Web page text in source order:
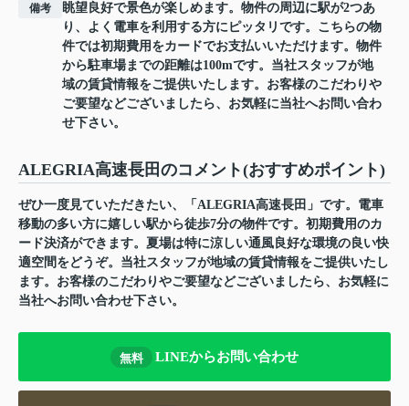
備考
眺望良好で景色が楽しめます。物件の周辺に駅が2つあ
り、よく電車を利用する方にピッタリです。こちらの物
件では初期費用をカードでお支払いいただけます。物件
から駐車場までの距離は100mです。当社スタッフが地
域の賃貸情報をご提供いたします。お客様のこだわりや
ご要望などございましたら、お気軽に当社へお問い合わ
せ下さい。
ALEGRIA高速長田のコメント(おすすめポイント)
ぜひ一度見ていただきたい、「ALEGRIA高速長田」です。電車
移動の多い方に嬉しい駅から徒歩7分の物件です。初期費用のカ
ード決済ができます。夏場は特に涼しい通風良好な環境の良い快
適空間をどうぞ。当社スタッフが地域の賃貸情報をご提供いたし
ます。お客様のこだわりやご要望などございましたら、お気軽に
当社へお問い合わせ下さい。
無料 LINEからお問い合わせ